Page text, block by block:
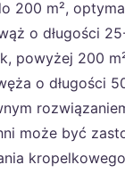
200 m²,
o długości
powyżej 200
o długości
może być